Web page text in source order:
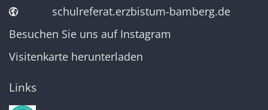
schulreferat.erzbistum-bamberg.de
Besuchen Sie uns auf Instagram
Visitenkarte herunterladen
Links